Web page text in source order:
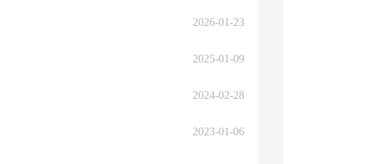
2026-01-23
2025-01-09
2024-02-28
2023-01-06